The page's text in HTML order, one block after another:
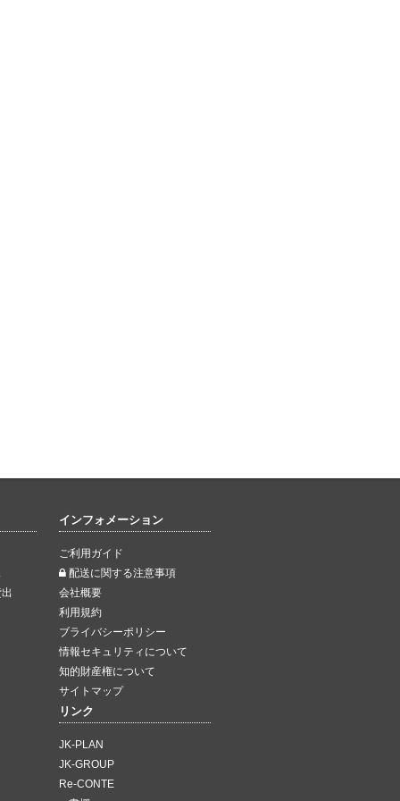
インフォメーション
ご利用ガイド
配送に関する注意事項
会社概要
利用規約
ブライバシーポリシー
情報セキュリティについて
知的財産権について
サイトマップ
リンク
JK-PLAN
JK-GROUP
Re-CONTE